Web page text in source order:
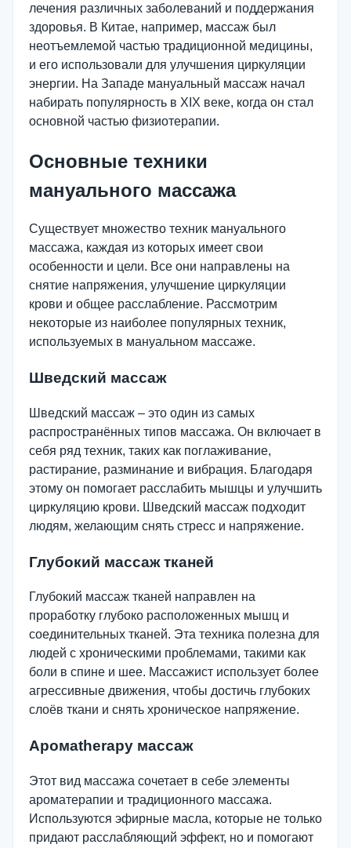
лечения различных заболеваний и поддержания
здоровья. В Китае, например, массаж был
неотъемлемой частью традиционной медицины,
и его использовали для улучшения циркуляции
энергии. На Западе мануальный массаж начал
набирать популярность в XIX веке, когда он стал
основной частью физиотерапии.
Основные техники
мануального массажа
Существует множество техник мануального
массажа, каждая из которых имеет свои
особенности и цели. Все они направлены на
снятие напряжения, улучшение циркуляции
крови и общее расслабление. Рассмотрим
некоторые из наиболее популярных техник,
используемых в мануальном массаже.
Шведский массаж
Шведский массаж – это один из самых
распространённых типов массажа. Он включает в
себя ряд техник, таких как поглаживание,
растирание, разминание и вибрация. Благодаря
этому он помогает расслабить мышцы и улучшить
циркуляцию крови. Шведский массаж подходит
людям, желающим снять стресс и напряжение.
Глубокий массаж тканей
Глубокий массаж тканей направлен на
проработку глубоко расположенных мышц и
соединительных тканей. Эта техника полезна для
людей с хроническими проблемами, такими как
боли в спине и шее. Массажист использует более
агрессивные движения, чтобы достичь глубоких
слоёв ткани и снять хроническое напряжение.
Аромatherapy массаж
Этот вид массажа сочетает в себе элементы
ароматерапии и традиционного массажа.
Используются эфирные масла, которые не только
придают расслабляющий эффект, но и помогают